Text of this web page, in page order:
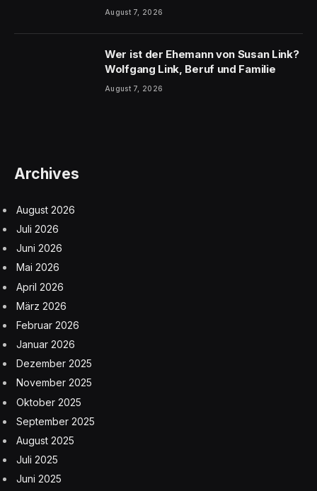
August 7, 2026
Wer ist der Ehemann von Susan Link?
Wolfgang Link, Beruf und Familie
August 7, 2026
Archives
August 2026
Juli 2026
Juni 2026
Mai 2026
April 2026
März 2026
Februar 2026
Januar 2026
Dezember 2025
November 2025
Oktober 2025
September 2025
August 2025
Juli 2025
Juni 2025